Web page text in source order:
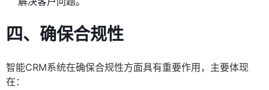
四、确保合规性
智能CRM系统在确保合规性方面具有重要作用，主要体现
在：